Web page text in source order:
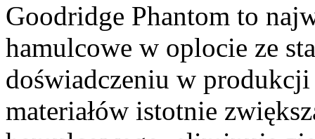
Goodridge Phantom to
hamulcowe w oplocie ze
doświadczeniu w
materiałów istotnie